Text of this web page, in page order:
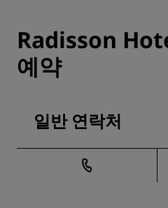
Radisson
예약
일반 연락처